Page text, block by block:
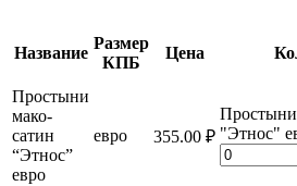
Название
Размер
КПБ
Цена
Простыни
мако-
сатин
“Этнос”
евро
евро 355.00 ₽
Простыни
"Этнос"